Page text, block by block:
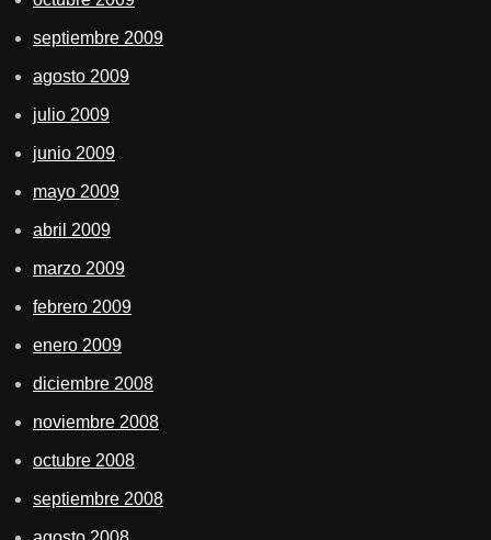
septiembre 2009
agosto 2009
julio 2009
junio 2009
mayo 2009
abril 2009
marzo 2009
febrero 2009
enero 2009
diciembre 2008
noviembre 2008
octubre 2008
septiembre 2008